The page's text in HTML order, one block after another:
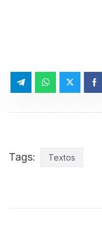
Tags: Textos